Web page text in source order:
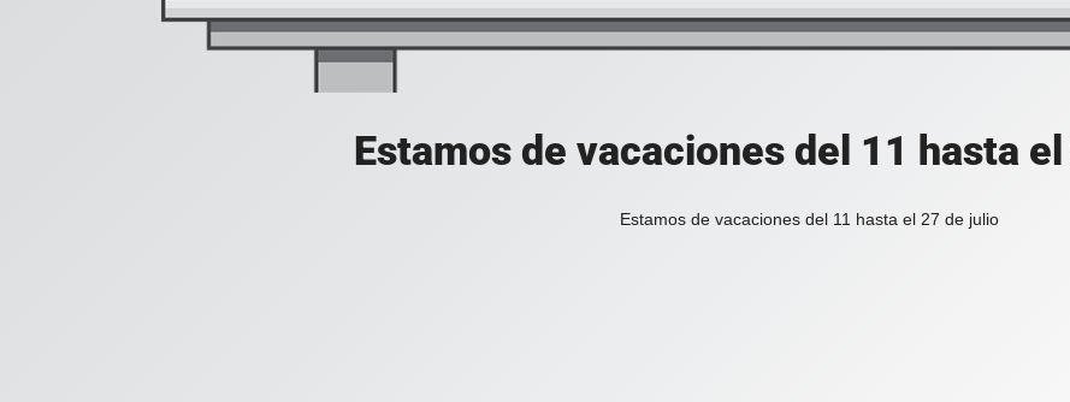
Estamos de vacaciones del 11 hasta
Estamos de vacaciones del 11 hasta el 27 de julio